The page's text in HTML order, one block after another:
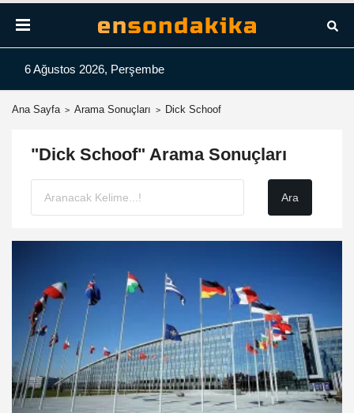
6 Ağustos 2026, Perşembe
Ana Sayfa Arama Sonuçları Dick Schoof
"Dick Schoof" Arama Sonuçları